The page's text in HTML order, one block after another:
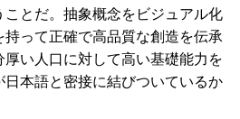
とだ。抽象概念をビジュアル化
って正確で高品質な創造を伝承
い人口に対して高い基礎能力を
本語と密接に結びついているか